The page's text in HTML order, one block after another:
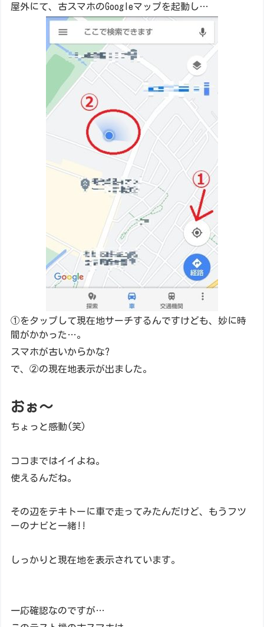
屋外にて、古スマホのGoogleマップを起動し…
①をタップして現在地サーチするんですけども、妙に時
間がかかった…。
スマホが古いからかな?
で、②の現在地表示が出ました。
おぉ～
ちょっと感動(笑)
ココまではイイよね。
使えるんだね。
その辺をテキトーに車で走ってみたんだけど、もうフツ
ーのナビと一緒!!
しっかりと現在地を表示されています。
一応確認なのですが…